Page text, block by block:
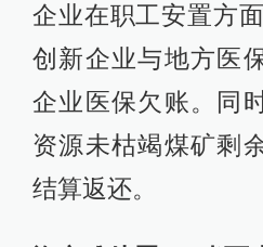
企业在职工安置方
创新企业与地方医
企业医保欠账。同
资源未枯竭煤矿剩
结算返还。